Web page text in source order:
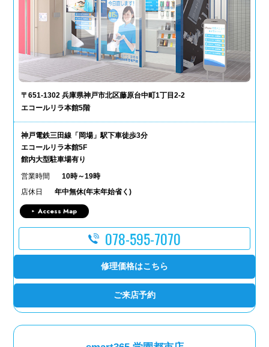
〒651-1302 兵庫県神戸市北区藤原台中町1丁目2-2
エコールリラ本館5階
神戸電鉄三田線「岡場」駅下車徒歩3分
エコールリラ本館5F
館内大型駐車場有り
営業時間
10時～19時
店休日
年中無休(年末年始省く)
Access Map
078-595-7070
修理価格はこちら
ご来店予約